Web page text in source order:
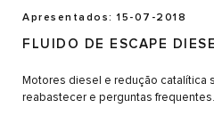
Apresentados: 15-07-2018
FLUIDO DE ESCAPE
Motores diesel e redução catalítica
reabastecer e perguntas frequentes.